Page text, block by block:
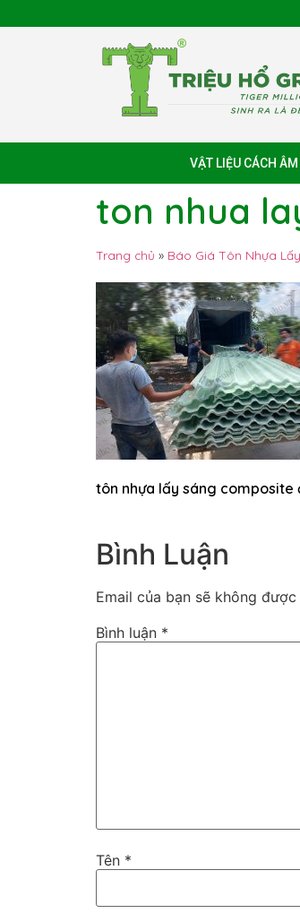
VẬT LIỆU CÁCH
ton nhua
Trang chủ » Báo Giá Tôn Nhựa
tôn nhựa lấy sáng composite
Bình Luận
Email của bạn sẽ không
Bình luận *
Tên *